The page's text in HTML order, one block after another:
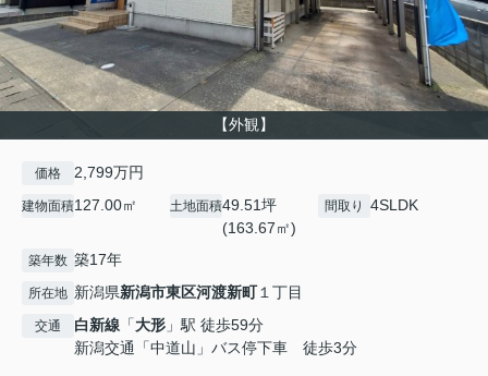
【外観】
価格 2,799万円
建物面積127.00㎡ 土地面積49.51坪
(163.67㎡)
間取り 4SLDK
築年数 築17年
所在地 新潟県新潟市東区河渡新町１丁目
交通 白新線 「大形 」駅 徒歩59分
新潟交通「中道山」バス停下車 徒歩3分